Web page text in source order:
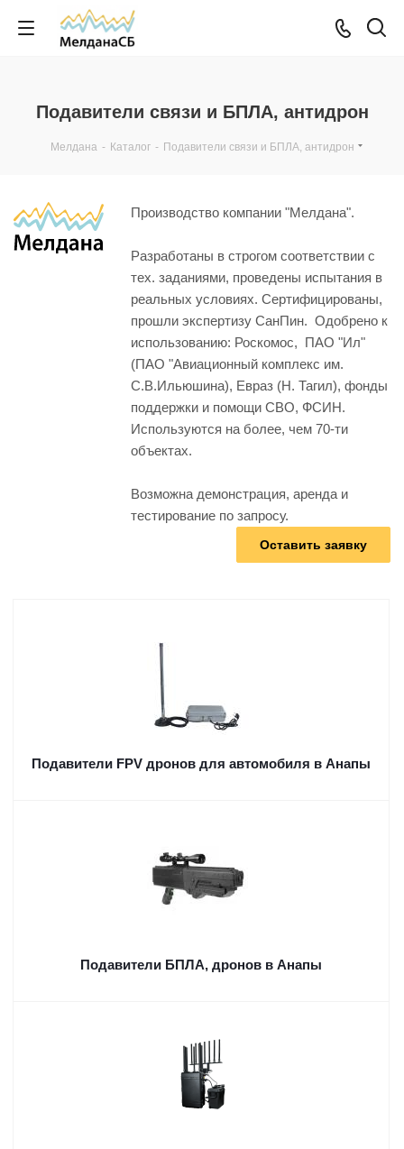
Подавители связи и БПЛА, антидрон
Мелдана - Каталог - Подавители связи и БПЛА, антидрон
Производство компании "Мелдана".
Разработаны в строгом соответствии с
тех. заданиями, проведены испытания в
реальных условиях. Сертифицированы,
прошли экспертизу СанПин. Одобрено к
использованию: Роскомос, ПАО "Ил"
(ПАО "Авиационный комплекс им.
С.В.Ильюшина), Евраз (Н. Тагил), фонды
поддержки и помощи СВО, ФСИН.
Используются на более, чем 70-ти
объектах.
Возможна демонстрация, аренда и
тестирование по запросу.
Оставить заявку
Подавители FPV дронов для автомобиля в Анапы
Подавители БПЛА, дронов в Анапы